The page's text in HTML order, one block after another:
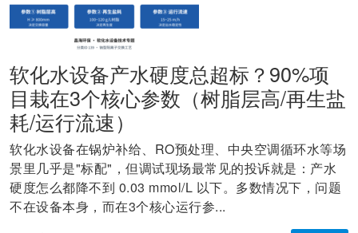
软化水设备产水硬度总超标？90%项
目栽在3个核心参数（树脂层高/再生盐
耗/运行流速）
软化水设备在锅炉补给、RO预处理、中央空调循环水等场
景里几乎是"标配"，但调试现场最常见的投诉就是：产水
硬度怎么都降不到 0.03 mmol/L 以下。多数情况下，问题
不在设备本身，而在3个核心运行参...